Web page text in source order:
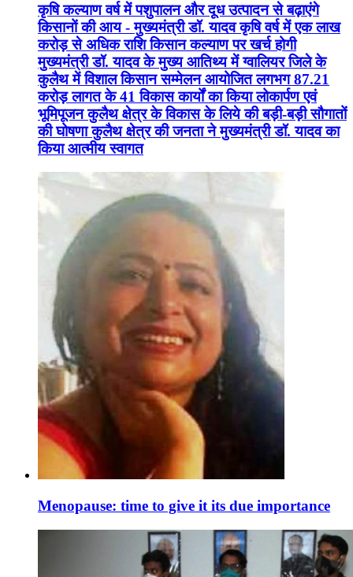
कृषि कल्याण वर्ष में पशुपालन और दूध उत्पादन से बढ़ाएंगे
किसानों की आय - मुख्यमंत्री डॉ. यादव कृषि वर्ष में एक लाख
करोड़ से अधिक राशि किसान कल्याण पर खर्च होगी
मुख्यमंत्री डॉ. यादव के मुख्य आतिथ्य में ग्वालियर जिले के
कुलैथ में विशाल किसान सम्मेलन आयोजित लगभग 87.21
करोड़ लागत के 41 विकास कार्यों का किया लोकार्पण एवं
भूमिपूजन कुलैथ क्षेत्र के विकास के लिये की बड़ी-बड़ी सौगातों
की घोषणा कुलैथ क्षेत्र की जनता ने मुख्यमंत्री डॉ. यादव का
किया आत्मीय स्वागत
Menopause: time to give it its due importance